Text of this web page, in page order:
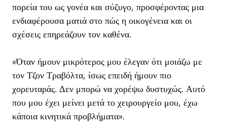
πορεία του ως γονέα και σύζυγο, προσφέροντας μια
ενδιαφέρουσα ματιά στο πώς η οικογένεια και οι
σχέσεις επηρεάζουν τον καθένα.
«Όταν ήμουν μικρότερος μου έλεγαν ότι μοιάζω με
τον Τζον Τραβόλτα, ίσως επειδή ήμουν πιο
χορευταράς. Δεν μπορώ να χορέψω δυστυχώς. Αυτό
που μου έχει μείνει μετά το χειρουργείο μου, έχω
κάποια κινητικά προβλήματα».